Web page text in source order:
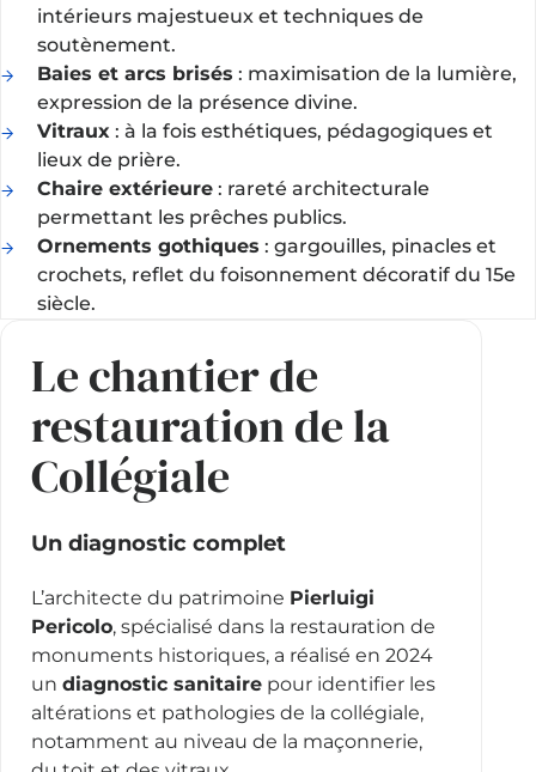
intérieurs majestueux et techniques de
soutènement.
Baies et arcs brisés : maximisation de la lumière,
expression de la présence divine.
Vitraux : à la fois esthétiques, pédagogiques et
lieux de prière.
Chaire extérieure : rareté architecturale
permettant les prêches publics.
Ornements gothiques : gargouilles, pinacles et
crochets, reflet du foisonnement décoratif du 15e
siècle.
Le chantier de
restauration de la
Collégiale
Un diagnostic complet
L’architecte du patrimoine Pierluigi
Pericolo, spécialisé dans la restauration de
monuments historiques, a réalisé en 2024
un diagnostic sanitairepour identifier les
altérations et pathologies de la collégiale,
notamment au niveau de la maçonnerie,